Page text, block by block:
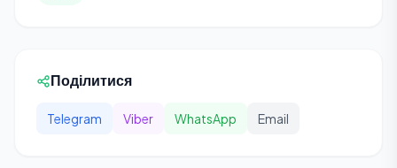
Поділитися
Telegram Viber WhatsApp Email